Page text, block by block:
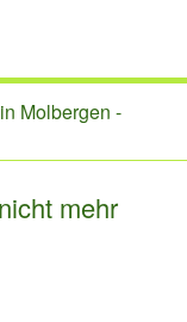
Molbergen -
mehr